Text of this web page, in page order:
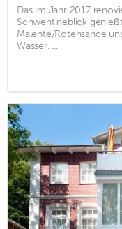
Das im Jahr 2017
Schwentineblick
Malente/Rotensande
Wasser. ...